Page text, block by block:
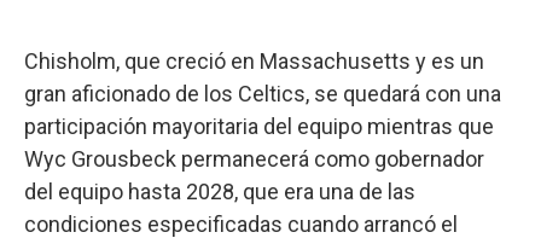
Chisholm, que creció en Massachusetts y es un
gran aficionado de los Celtics, se quedará con una
participación mayoritaria del equipo mientras que
Wyc Grousbeck permanecerá como gobernador
del equipo hasta 2028, que era una de las
condiciones especificadas cuando arrancó el